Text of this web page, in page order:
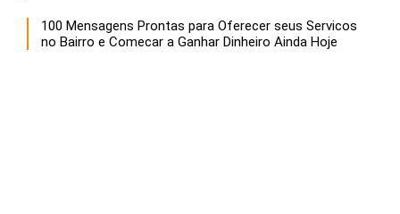
100 Mensagens Prontas para Oferecer seus Servicos
no Bairro e Comecar a Ganhar Dinheiro Ainda Hoje